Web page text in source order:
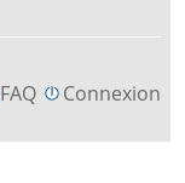
FAQ Connexion